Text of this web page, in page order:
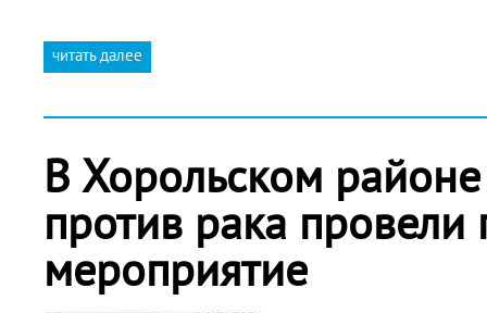
читать далее
В Хорольском
против рака провели
мероприятие